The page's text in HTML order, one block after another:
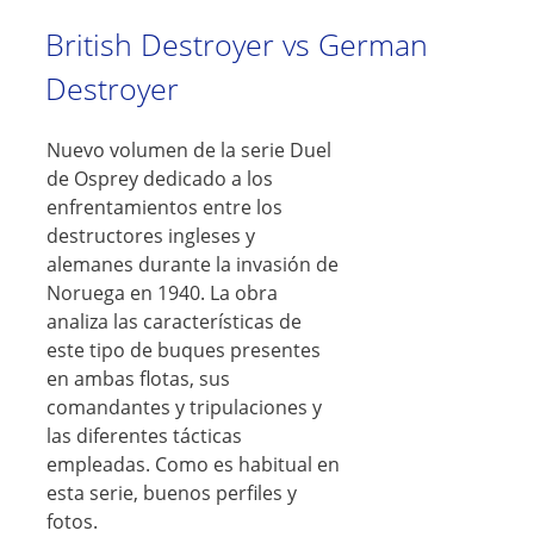
British Destroyer vs German
Destroyer
Nuevo volumen de la serie Duel
de Osprey dedicado a los
enfrentamientos entre los
destructores ingleses y
alemanes durante la invasión de
Noruega en 1940. La obra
analiza las características de
este tipo de buques presentes
en ambas flotas, sus
comandantes y tripulaciones y
las diferentes tácticas
empleadas. Como es habitual en
esta serie, buenos perfiles y
fotos.